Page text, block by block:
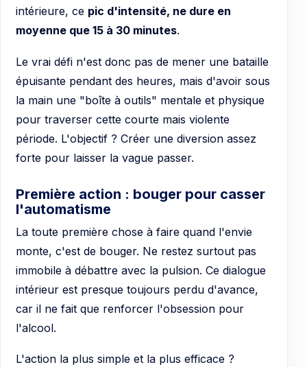
intérieure, ce pic d'intensité, ne dure en
moyenne que 15 à 30 minutes.
Le vrai défi n'est donc pas de mener une bataille
épuisante pendant des heures, mais d'avoir sous
la main une "boîte à outils" mentale et physique
pour traverser cette courte mais violente
période. L'objectif ? Créer une diversion assez
forte pour laisser la vague passer.
Première action : bouger pour casser
l'automatisme
La toute première chose à faire quand l'envie
monte, c'est de bouger. Ne restez surtout pas
immobile à débattre avec la pulsion. Ce dialogue
intérieur est presque toujours perdu d'avance,
car il ne fait que renforcer l'obsession pour
l'alcool.
L'action la plus simple et la plus efficace ?